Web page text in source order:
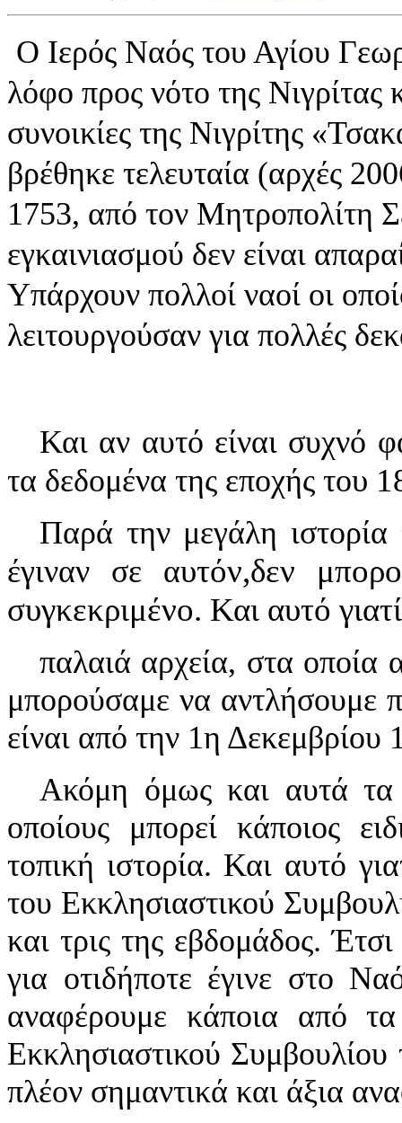
Ο Ιερός Ναός του Αγίου
λόφο προς νότο της Νιγρίτας
συνοικίες της Νιγρίτης
βρέθηκε τελευταία (αρχές
1753, από τον Μητροπολίτη
εγκαινιασμού δεν είναι
Υπάρχουν πολλοί ναοί οι
λειτουργούσαν για πολλές
Και αν αυτό είναι συχνό
τα δεδομένα της εποχής του
Παρά την μεγάλη
έγιναν σε αυτόν,δεν
συγκεκριμένο. Και αυτό
παλαιά αρχεία, στα οποία
μπορούσαμε να αντλήσουμε
είναι από την 1η Δεκεμβρίου
Ακόμη όμως και αυτά τα
οποίους μπορεί κάποιος
τοπική ιστορία. Και αυτό
του Εκκλησιαστικού
και τρις της εβδομάδος.
για οτιδήποτε έγινε στο
αναφέρουμε κάποια από
Εκκλησιαστικού
πλέον σημαντικά και άξια